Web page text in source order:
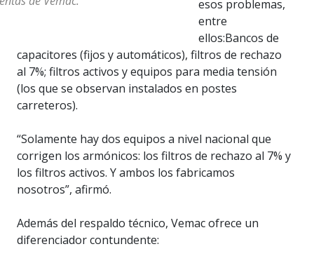
esos problemas,
entre
ellos:Bancos de
capacitores (fijos y automáticos), filtros de rechazo
al 7%; filtros activos y equipos para media tensión
(los que se observan instalados en postes
carreteros).
“Solamente hay dos equipos a nivel nacional que
corrigen los armónicos: los filtros de rechazo al 7% y
los filtros activos. Y ambos los fabricamos
nosotros”, afirmó.
Además del respaldo técnico, Vemac ofrece un
diferenciador contundente: